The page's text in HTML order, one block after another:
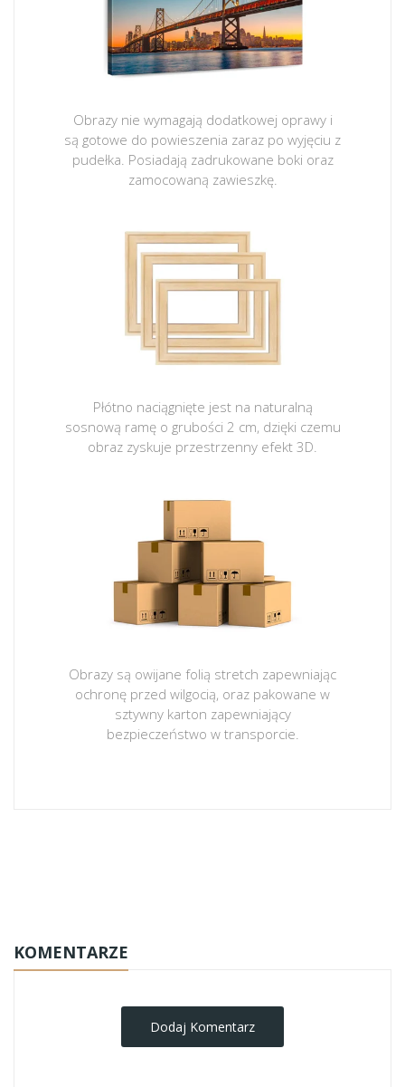
Obrazy nie wymagają dodatkowej oprawy i
są gotowe do powieszenia zaraz po wyjęciu z
pudełka. Posiadają zadrukowane boki oraz
zamocowaną zawieszkę.
Płótno naciągnięte jest na naturalną
sosnową ramę o grubości 2 cm, dzięki czemu
obraz zyskuje przestrzenny efekt 3D.
Obrazy są owijane folią stretch zapewniając
ochronę przed wilgocią, oraz pakowane w
sztywny karton zapewniający
bezpieczeństwo w transporcie.
KOMENTARZE
Dodaj Komentarz